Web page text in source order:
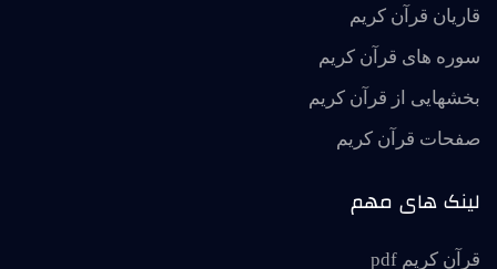
قاریان قرآن کریم
سوره های قرآن کریم
بخشهایی از قرآن کریم
صفحات قرآن کریم
لینک های مهم
قرآن کریم pdf